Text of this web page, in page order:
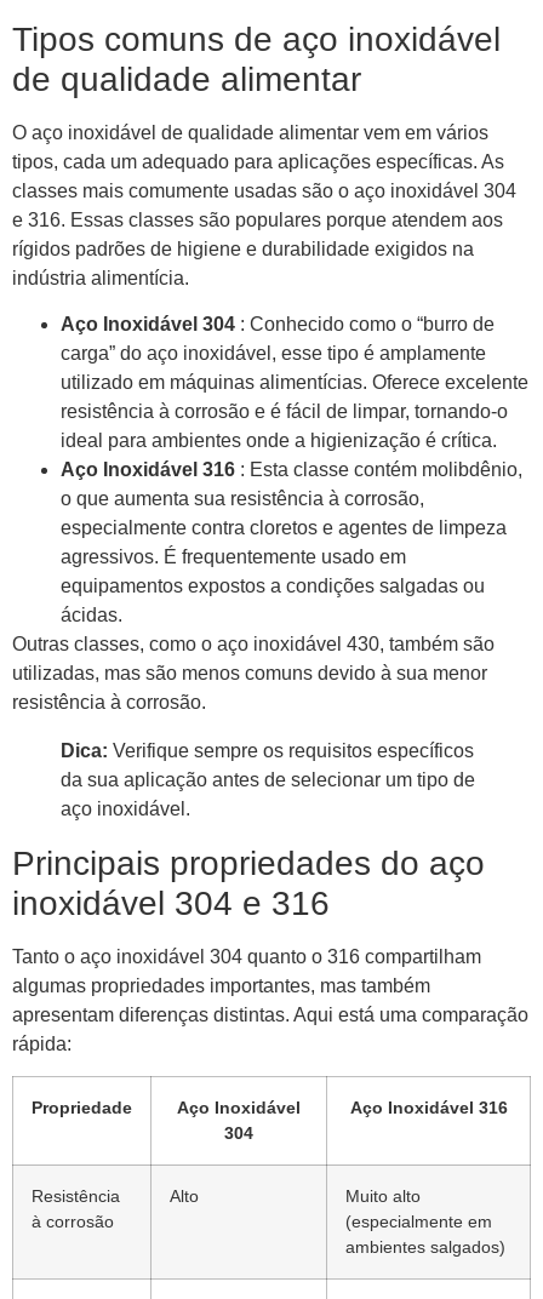
Tipos comuns de aço inoxidável
de qualidade alimentar
O aço inoxidável de qualidade alimentar vem em vários
tipos, cada um adequado para aplicações específicas. As
classes mais comumente usadas são o aço inoxidável 304
e 316. Essas classes são populares porque atendem aos
rígidos padrões de higiene e durabilidade exigidos na
indústria alimentícia.
Aço Inoxidável 304 : Conhecido como o “burro de
carga” do aço inoxidável, esse tipo é amplamente
utilizado em máquinas alimentícias. Oferece excelente
resistência à corrosão e é fácil de limpar, tornando-o
ideal para ambientes onde a higienização é crítica.
Aço Inoxidável 316 : Esta classe contém molibdênio,
o que aumenta sua resistência à corrosão,
especialmente contra cloretos e agentes de limpeza
agressivos. É frequentemente usado em
equipamentos expostos a condições salgadas ou
ácidas.
Outras classes, como o aço inoxidável 430, também são
utilizadas, mas são menos comuns devido à sua menor
resistência à corrosão.
Dica: Verifique sempre os requisitos específicos
da sua aplicação antes de selecionar um tipo de
aço inoxidável.
Principais propriedades do aço
inoxidável 304 e 316
Tanto o aço inoxidável 304 quanto o 316 compartilham
algumas propriedades importantes, mas também
apresentam diferenças distintas. Aqui está uma comparação
rápida:
Propriedade
Aço Inoxidável
304
Aço Inoxidável 316
Resistência
à corrosão
Alto
Muito alto
(especialmente em
ambientes salgados)